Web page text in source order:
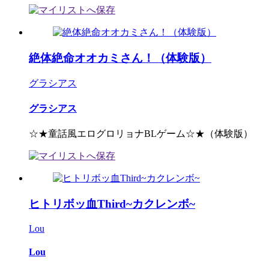
絶体絶命オオカミさん！（体験版）
グラシアス
グラシアス
☆★童話風エログロリョナBLゲーム☆★（体験版）
ヒトリボッ血Third~カクレンボ~
Lou
Lou